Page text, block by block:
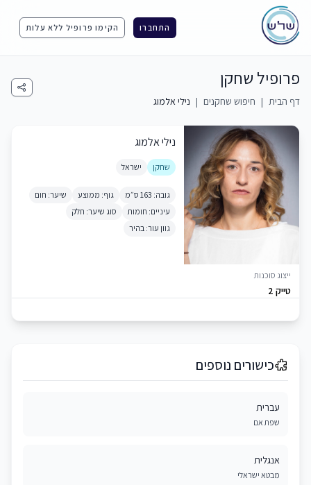
התחברו הקימו פרופיל ללא עלות
פרופיל שחקן
דף הבית | חיפוש שחקנים | נילי אלמוג
ייצוג סוכנות
טייק 2
נילי אלמוג
שחקן ישראל
גובה: 163 ס״מ גוף: ממוצע
שיער: חום
עיניים: חומות
סוג שיער: חלק
גוון עור: בהיר
כישורים נוספים
עברית
שפת אם
אנגלית
מבטא ישראלי